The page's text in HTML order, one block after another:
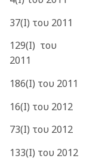
37(Ι) του 2011
129(I) του
2011
186(Ι) του 2011
16(Ι) του 2012
73(Ι) του 2012
133(Ι) του 2012